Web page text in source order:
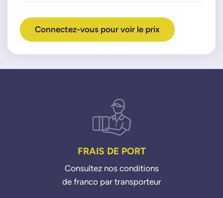
Connectez-vous pour voir le prix
FRAIS DE PORT
Consultez nos conditions
de franco par transporteur